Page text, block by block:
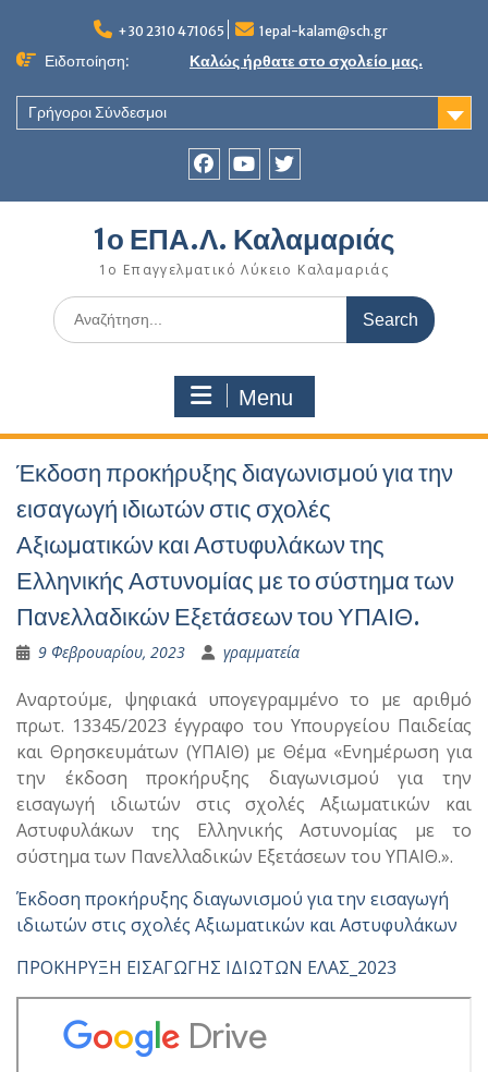
content
+30 2310 471065 1epal-kalam@sch.gr
Ειδοποίηση: Καλώς ήρθατε στο σχολείο μας.
Γρήγοροι Σύνδεσμοι
1ο ΕΠΑ.Λ. Καλαμαριάς
1ο Επαγγελματικό Λύκειο Καλαμαριάς
Search
for:
Menu
Έκδοση προκήρυξης διαγωνισμού για την
εισαγωγή ιδιωτών στις σχολές
Αξιωματικών και Αστυφυλάκων της
Ελληνικής Αστυνομίας με το σύστημα των
Πανελλαδικών Εξετάσεων του ΥΠΑΙΘ.
9 Φεβρουαρίου, 2023 γραμματεία
Αναρτούμε, ψηφιακά υπογεγραμμένο το με αριθμό
πρωτ. 13345/2023 έγγραφο του Υπουργείου Παιδείας
και Θρησκευμάτων (ΥΠΑΙΘ) με Θέμα «Ενημέρωση για
την έκδοση προκήρυξης διαγωνισμού για την
εισαγωγή ιδιωτών στις σχολές Αξιωματικών και
Αστυφυλάκων της Ελληνικής Αστυνομίας με το
σύστημα των Πανελλαδικών Εξετάσεων του ΥΠΑΙΘ.».
Έκδοση προκήρυξης διαγωνισμού για την εισαγωγή
ιδιωτών στις σχολές Αξιωματικών και Αστυφυλάκων
ΠΡΟΚΗΡΥΞΗ ΕΙΣΑΓΩΓΗΣ ΙΔΙΩΤΩΝ ΕΛΑΣ_2023